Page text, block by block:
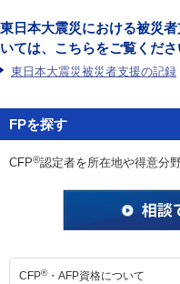
東日本大震災における被災
いては、こちらをご覧くださ
東日本大震災被災者支援の記録
FPを探す
CFP®認定者を所在地や得意分
CFP®・AFP資格について